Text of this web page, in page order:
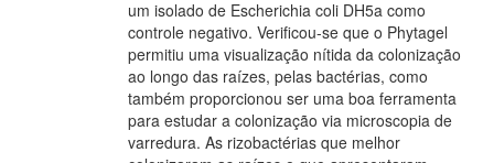
um isolado de Escherichia coli DH5a como
controle negativo. Verificou-se que o Phytagel
permitiu uma visualização nítida da colonização
ao longo das raízes, pelas bactérias, como
também proporcionou ser uma boa ferramenta
para estudar a colonização via microscopia de
varredura. As rizobactérias que melhor